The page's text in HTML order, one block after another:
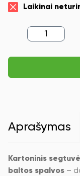
Laikinai
produkto
kiekis:
segtuvėlis
A4
spalvos
Aprašymas
Kartoninis
baltos spalvos –